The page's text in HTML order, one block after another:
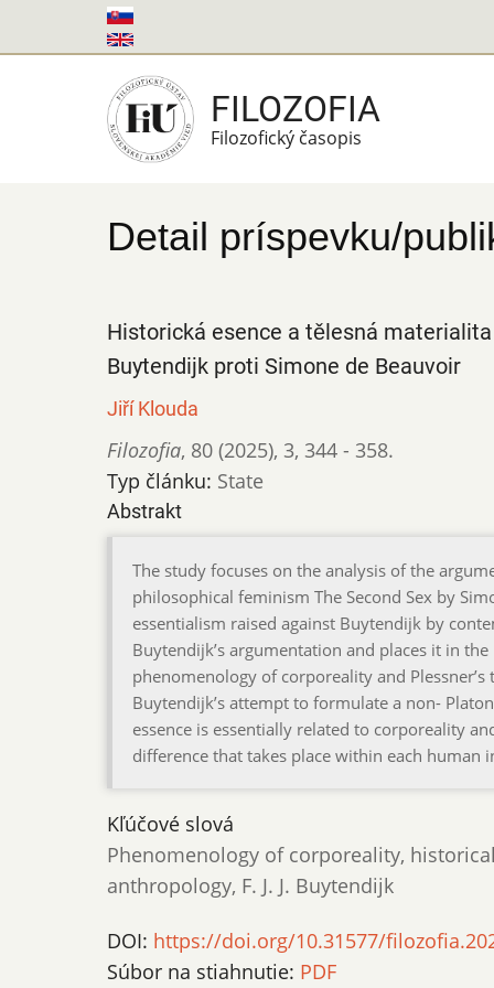
na
FILOZOFIA
Filozofický časopis
Detail príspevku/
Historická esence a tělesná
Buytendijk proti Simone de Beauvoir
Jiří Klouda
Filozofia, 80 (2025), 3, 344 - 358.
Typ článku: State
Abstrakt
The study focuses on the analysis of the
philosophical feminism The Second Sex by
essentialism raised against Buytendijk by
Buytendijk’s argumentation and places it in
phenomenology of corporeality and
Buytendijk’s attempt to formulate a non-
essence is essentially related to corporeality
difference that takes place within each human
Kľúčové slová
Phenomenology of corporeality,
anthropology, F. J. J. Buytendijk
DOI: https://doi.org/10.31577/
Súbor na stiahnutie: PDF